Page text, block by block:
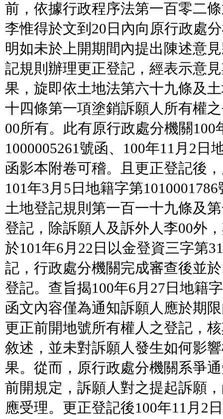
前，依據行政程序法第一百零二
李惟得於文到20日內向原行政處
明如未於上開期間內提出陳述意
記規則辦理更正登記，經表示意
果，旋即依土地法第六十九條及
十四條第一項塗銷訴願人所有權
00所有。此有原行政處分機關100
1000005261號函、100年11月2日
函影本附卷可稽。且更正登記後
101年3月5日地籍字第
土地登記規則第一百一十九條及
登記，除訴願人及訴外人李00外
於101年6月22日以金登資三字第
記，行政處分機關完成審查後並
登記。查旨揭100年6月27日地籍
函文內容僅為通知訴願人應於期
更正前開地號所有權人之登記，
敘述，並未對訴願人發生如何影
果。從而，原行政處分機關系爭
前開規定，訴願人對之提起訴願
應受理。更正登記後100年11月2